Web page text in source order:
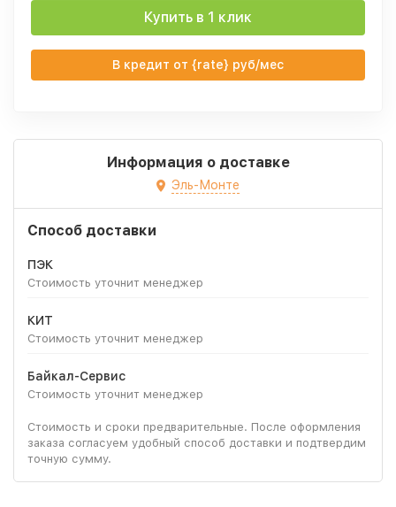
Купить в 1 клик
В кредит от {rate} руб/мес
Информация о доставке
Эль-Монте
Способ доставки
ПЭК
Стоимость уточнит менеджер
КИТ
Стоимость уточнит менеджер
Байкал-Сервис
Стоимость уточнит менеджер
Стоимость и сроки предварительные. После оформления
заказа согласуем удобный способ доставки и подтвердим
точную сумму.